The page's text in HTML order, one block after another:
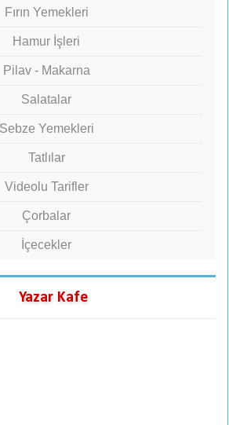
Fırın Yemekleri
Hamur İşleri
Pilav - Makarna
Salatalar
Sebze Yemekleri
Tatlılar
Videolu Tarifler
Çorbalar
İçecekler
Yazar Kafe